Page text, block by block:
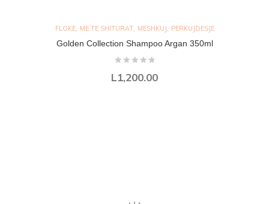
FLOKE, ME TE SHITURAT, MESHKUJ, PERKUJDESJE
Golden Collection Shampoo Argan 350ml
L1,200.00